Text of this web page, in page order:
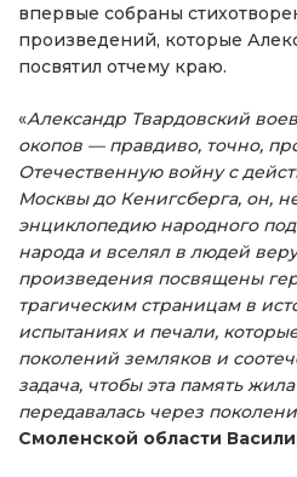
впервые собраны
произведений, которые
посвятил отчему краю.
«Александр Твардовский
окопов — правдиво, точно,
Отечественную войну с
Москвы до Кенигсберга, он,
энциклопедию народного
народа и вселял в людей
произведения посвящены
трагическим страницам в
испытаниях и печали,
поколений земляков и
задача, чтобы эта память
передавалась через
Смоленской области